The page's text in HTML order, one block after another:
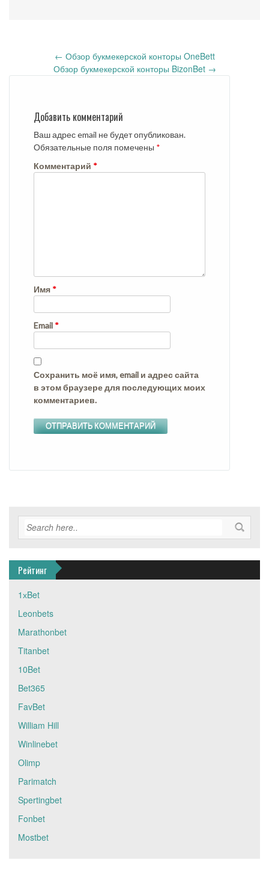
navigation
← Обзор букмекерской конторы OneBett
Обзор букмекерской конторы BizonBet →
Добавить комментарий
Ваш адрес email не будет опубликован.
Обязательные поля помечены *
Комментарий *
Имя *
Email *
Сохранить моё имя, email и адрес сайта
в этом браузере для последующих моих
комментариев.
Рейтинг
1хBet
Leonbets
Marathonbet
Titanbet
10Bet
Bet365
FavBet
William Hill
Winlinebet
Olimp
Parimatch
Spertingbet
Fonbet
Mostbet